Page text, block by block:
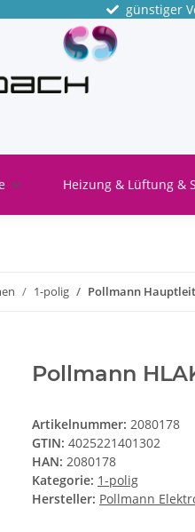
günstiger
Heizung & Lüftung &
1-polig Pollmann
Pollmann
Artikelnummer: 2080178
GTIN: 4025221401302
HAN: 2080178
Kategorie: 1-polig
Hersteller: Pollmann